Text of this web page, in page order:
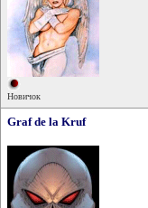
Новичок
Graf de la Kruf